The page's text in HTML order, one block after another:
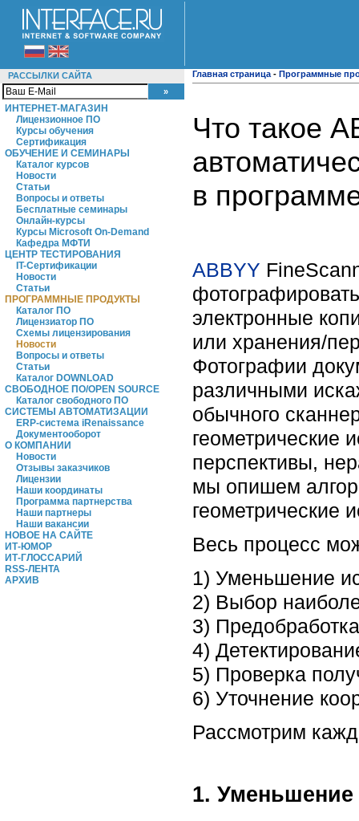
РАССЫЛКИ САЙТА
ИНТЕРНЕТ-МАГАЗИН
Лицензионное ПО
Курсы обучения
Сертификация
ОБУЧЕНИЕ И СЕМИНАРЫ
Каталог курсов
Новости
Статьи
Вопросы и ответы
Бесплатные семинары
Онлайн-курсы
Курсы Microsoft On-Demand
Кафедра МФТИ
ЦЕНТР ТЕСТИРОВАНИЯ
IT-Сертификации
Новости
Статьи
ПРОГРАММНЫЕ ПРОДУКТЫ
Каталог ПО
Лицензиатор ПО
Схемы лицензирования
Новости
Вопросы и ответы
Статьи
Каталог DOWNLOAD
СВОБОДНОЕ ПО/OPEN SOURCE
Каталог свободного ПО
СИСТЕМЫ АВТОМАТИЗАЦИИ
ERP-система iRenaissance
Документооборот
О КОМПАНИИ
Новости
Отзывы заказчиков
Лицензии
Наши координаты
Программа партнерства
Наши партнеры
Наши вакансии
НОВОЕ НА САЙТЕ
ИТ-ЮМОР
ИТ-ГЛОССАРИЙ
RSS-ЛЕНТА
АРХИВ
Главная страница - Программные
Что такое
в
ABBYY
электронные
или хранения/
Фотографии
различными
обычного
геометрические
перспективы,
мы опишем
геометрические
Весь процесс
1) Уменьшение
2) Выбор
3)
4)
5) Проверка
6) Уточнение
Рассмотрим
1. Уменьшение